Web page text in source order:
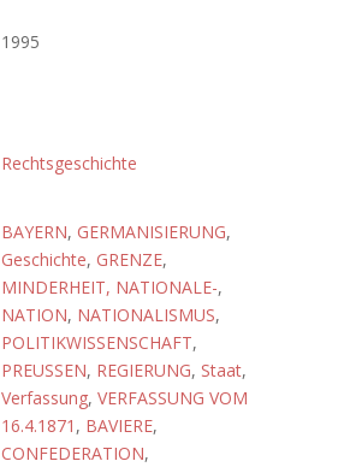
1995
Rechtsgeschichte
BAYERN, GERMANISIERUNG,
Geschichte, GRENZE,
MINDERHEIT, NATIONALE-,
NATION, NATIONALISMUS,
POLITIKWISSENSCHAFT,
PREUSSEN, REGIERUNG, Staat,
Verfassung, VERFASSUNG VOM
16.4.1871 , BAVIERE,
CONFEDERATION,